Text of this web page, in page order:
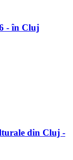
- în Cluj
din Cluj -